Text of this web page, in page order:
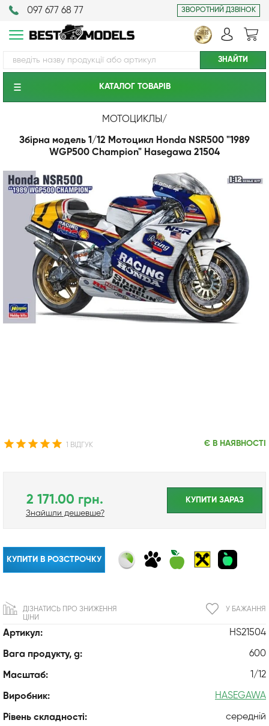
097 677 68 77 ЗВОРОТНИЙ ДЗВІНОК
КАТАЛОГ ТОВАРIВ
МОТОЦИКЛЫ /
Збірна модель 1/12 Мотоцикл Honda NSR500 "1989
WGP500 Champion" Hasegawa 21504
1 ВІДГУК Є В НАЯВНОСТІ
Артикул: HS21504
Вага продукту, g: 600
Масштаб: 1/12
Виробник: HASEGAWA
Рівень складності: середній
2 171.00 грн.
Знайшли дешевше?
КУПИТИ ЗАРАЗ
КУПИТИ В РОЗСТРОЧКУ
У БАЖАННЯ
ДІЗНАТИСЬ ПРО ЗНИЖЕННЯ
ЦІНИ